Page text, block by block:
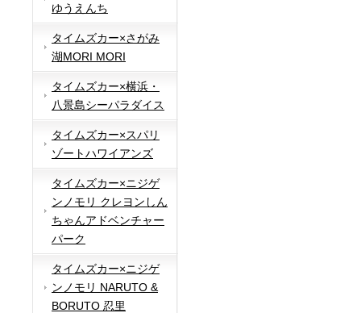
ゆうえんち
タイムズカー×さがみ
湖MORI MORI
タイムズカー×横浜・
八景島シーパラダイス
タイムズカー×スパリ
ゾートハワイアンズ
タイムズカー×ニジゲ
ンノモリ クレヨンしん
ちゃんアドベンチャー
パーク
タイムズカー×ニジゲ
ンノモリ NARUTO &
BORUTO 忍里